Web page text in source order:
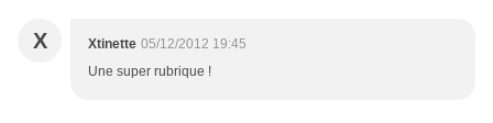
X Xtinette 05/12/2012 19:45
Une super rubrique !